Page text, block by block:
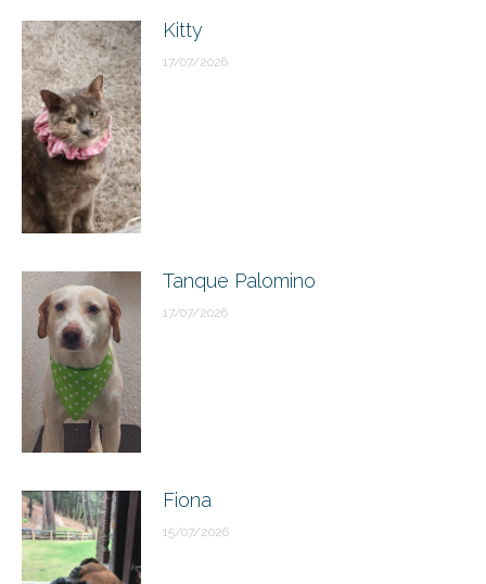
Kitty
17/07/2026
Tanque Palomino
17/07/2026
Fiona
15/07/2026